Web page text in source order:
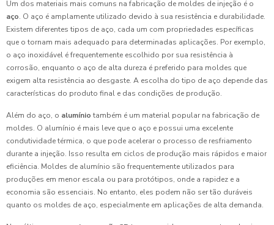
Um dos materiais mais comuns na fabricação de moldes de injeção é o
aço. O aço é amplamente utilizado devido à sua resistência e durabilidade.
Existem diferentes tipos de aço, cada um com propriedades específicas
que o tornam mais adequado para determinadas aplicações. Por exemplo,
o aço inoxidável é frequentemente escolhido por sua resistência à
corrosão, enquanto o aço de alta dureza é preferido para moldes que
exigem alta resistência ao desgaste. A escolha do tipo de aço depende das
características do produto final e das condições de produção.
Além do aço, o alumínio também é um material popular na fabricação de
moldes. O alumínio é mais leve que o aço e possui uma excelente
condutividade térmica, o que pode acelerar o processo de resfriamento
durante a injeção. Isso resulta em ciclos de produção mais rápidos e maior
eficiência. Moldes de alumínio são frequentemente utilizados para
produções em menor escala ou para protótipos, onde a rapidez e a
economia são essenciais. No entanto, eles podem não ser tão duráveis
quanto os moldes de aço, especialmente em aplicações de alta demanda.